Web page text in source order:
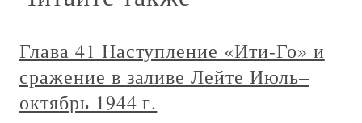
Глава 41 Наступление «Ити-Го» и
сражение в заливе Лейте Июль–
октябрь 1944 г.